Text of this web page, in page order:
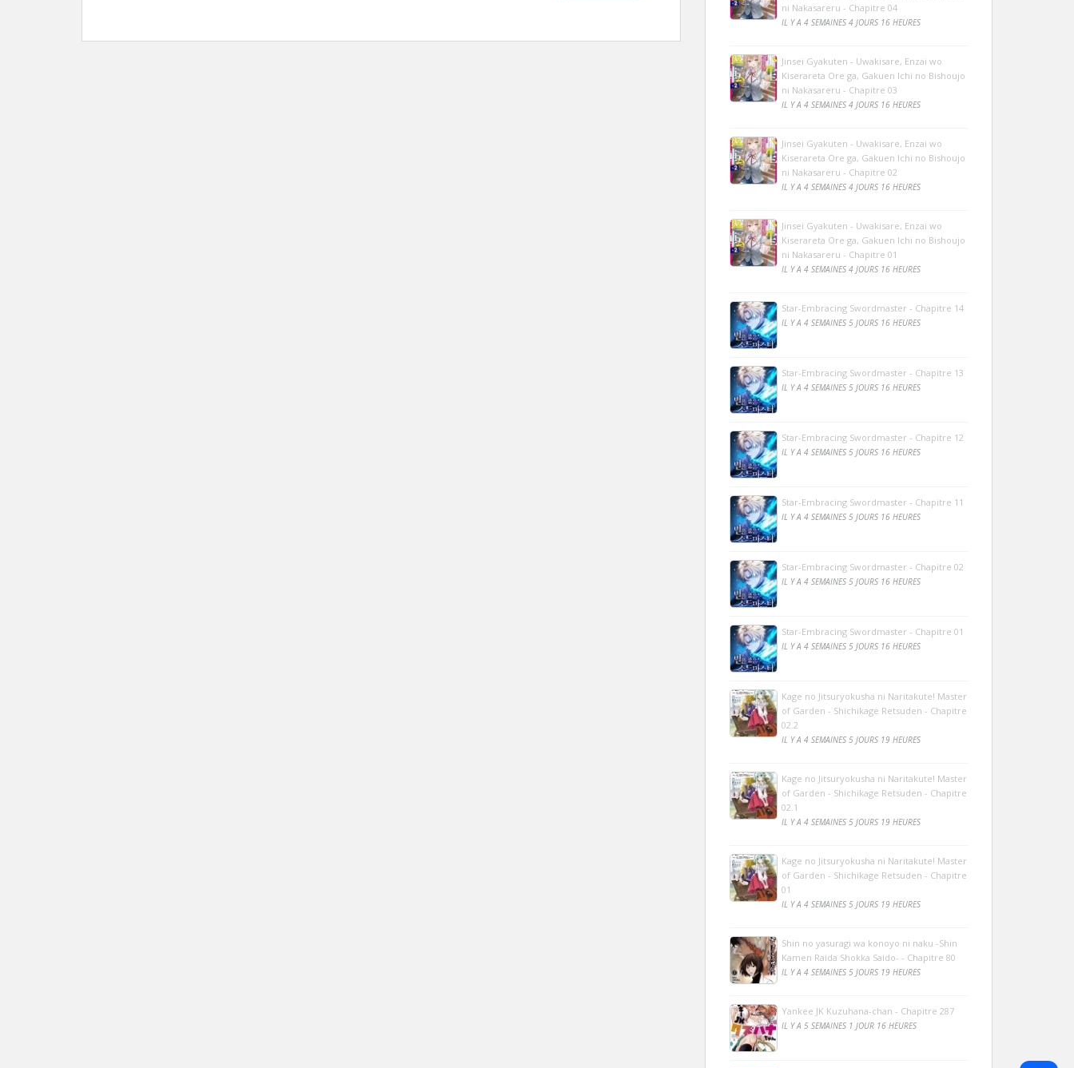
ni Nakasareru - Chapitre 04
IL Y A 4 SEMAINES 4 JOURS 16 HEURES
Jinsei Gyakuten - Uwakisare, Enzai wo
Kiserareta Ore ga, Gakuen Ichi no Bishoujo
ni Nakasareru - Chapitre 03
IL Y A 4 SEMAINES 4 JOURS 16 HEURES
Jinsei Gyakuten - Uwakisare, Enzai wo
Kiserareta Ore ga, Gakuen Ichi no Bishoujo
ni Nakasareru - Chapitre 02
IL Y A 4 SEMAINES 4 JOURS 16 HEURES
Jinsei Gyakuten - Uwakisare, Enzai wo
Kiserareta Ore ga, Gakuen Ichi no Bishoujo
ni Nakasareru - Chapitre 01
IL Y A 4 SEMAINES 4 JOURS 16 HEURES
Star-Embracing Swordmaster - Chapitre 14
IL Y A 4 SEMAINES 5 JOURS 16 HEURES
Star-Embracing Swordmaster - Chapitre 13
IL Y A 4 SEMAINES 5 JOURS 16 HEURES
Star-Embracing Swordmaster - Chapitre 12
IL Y A 4 SEMAINES 5 JOURS 16 HEURES
Star-Embracing Swordmaster - Chapitre 11
IL Y A 4 SEMAINES 5 JOURS 16 HEURES
Star-Embracing Swordmaster - Chapitre 02
IL Y A 4 SEMAINES 5 JOURS 16 HEURES
Star-Embracing Swordmaster - Chapitre 01
IL Y A 4 SEMAINES 5 JOURS 16 HEURES
Kage no Jitsuryokusha ni Naritakute! Master
of Garden - Shichikage Retsuden - Chapitre
02.2
IL Y A 4 SEMAINES 5 JOURS 19 HEURES
Kage no Jitsuryokusha ni Naritakute! Master
of Garden - Shichikage Retsuden - Chapitre
02.1
IL Y A 4 SEMAINES 5 JOURS 19 HEURES
Kage no Jitsuryokusha ni Naritakute! Master
of Garden - Shichikage Retsuden - Chapitre
01
IL Y A 4 SEMAINES 5 JOURS 19 HEURES
Shin no yasuragi wa konoyo ni naku -Shin
Kamen Raida Shokka Saido- - Chapitre 80
IL Y A 4 SEMAINES 5 JOURS 19 HEURES
Yankee JK Kuzuhana-chan - Chapitre 287
IL Y A 5 SEMAINES 1 JOUR 16 HEURES